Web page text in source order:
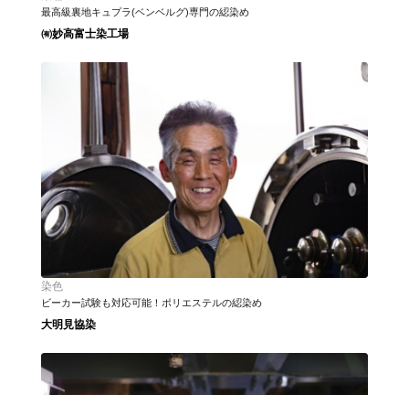
最高級裏地キュプラ(ベンベルグ)専門の綛染め
㈲妙高富士染工場
染色
ビーカー試験も対応可能！ポリエステルの綛染め
大明見協染